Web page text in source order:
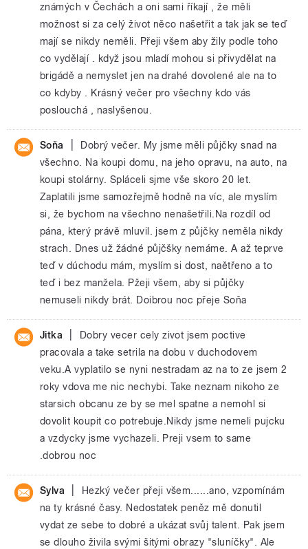
známých v Čechách a oni sami říkají , že měli
možnost si za celý život něco našetřit a tak jak se teď
mají se nikdy neměli. Přeji všem aby žily podle toho
co vydělají . když jsou mladí mohou si přivydělat na
brigádě a nemyslet jen na drahé dovolené ale na to
co kdyby . Krásný večer pro všechny kdo vás
poslouchá , naslyšenou.
Soňa
Dobrý večer. My jsme měli půjčky snad na
všechno. Na koupi domu, na jeho opravu, na auto, na
koupi stolárny. Spláceli sjme vše skoro 20 let.
Zaplatili jsme samozřejmě hodně na víc, ale myslím
si, že bychom na všechno nenašetřili.Na rozdíl od
pána, který právě mluvil. jsem z půjčky neměla nikdy
strach. Dnes už žádné půjčšky nemáme. A až teprve
teď v dúchodu mám, myslím si dost, naětřeno a to
teď i bez manžela. Pžeji všem, aby si půjčky
nemuseli nikdy brát. Doibrou noc přeje Soňa
Jitka
Dobry vecer cely zivot jsem poctive
pracovala a take setrila na dobu v duchodovem
veku.A vyplatilo se nyni nestradam az na to ze jsem 2
roky vdova me nic nechybi. Take neznam nikoho ze
starsich obcanu ze by se mel spatne a nemohl si
dovolit koupit co potrebuje.Nikdy jsme nemeli pujcku
a vzdycky jsme vychazeli. Preji vsem to same
.dobrou noc
Sylva
Hezký večer přeji všem......ano, vzpomínám
na ty krásné časy. Nedostatek peněz mě donutil
vydat ze sebe to dobré a ukázat svůj talent. Pak jsem
se dlouho živila svými šitými obrazy "sluníčky". Ale